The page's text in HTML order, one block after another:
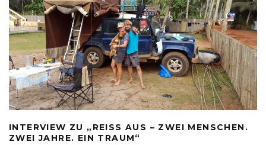
INTERVIEW ZU „REISS AUS – ZWEI MENSCHEN.
ZWEI JAHRE. EIN TRAUM“